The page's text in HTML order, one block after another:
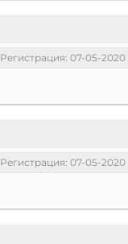
Регистрация: 07-05-2020
Регистрация: 07-05-2020